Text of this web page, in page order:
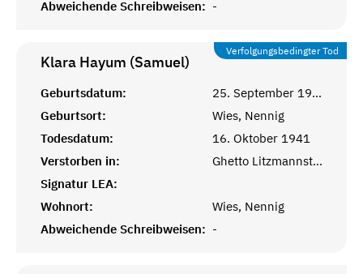
Abweichende Schreibweisen: -
Verfolgungsbedingter Tod
Klara Hayum (Samuel)
Geburtsdatum:
25. September 1900
Geburtsort:
Wies, Nennig
Todesdatum:
16. Oktober 1941
Verstorben in:
Ghetto Litzmannstadt
Signatur LEA:
Wohnort:
Wies, Nennig
Abweichende Schreibweisen: -